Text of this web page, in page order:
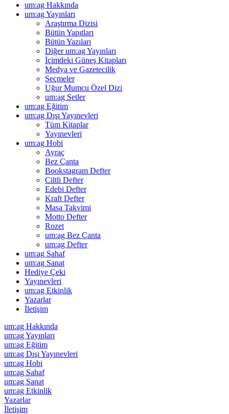
um:ag Hakkında
um:ag Yayınları
Araştırma Dizisi
Bütün Yapıtları
Bütün Yazıları
Diğer um:ag Yayınları
İçimdeki Güneş Kitapları
Medya ve Gazetecilik
Seçmeler
Uğur Mumcu Özel Dizi
um:ag Setler
um:ag Eğitim
um:ag Dışı Yayınevleri
Tüm Kitaplar
Yayınevleri
um:ag Hobi
Ayraç
Bez Çanta
Bookstagram Defter
Ciltli Defter
Edebi Defter
Kraft Defter
Masa Takvimi
Motto Defter
Rozet
um:ag Bez Çanta
um:ag Defter
um:ag Sahaf
um:ag Sanat
Hediye Çeki
Yayınevleri
um:ag Etkinlik
Yazarlar
İletişim
um:ag Hakkında
um:ag Yayınları
um:ag Eğitim
um:ag Dışı Yayınevleri
um:ag Hobi
um:ag Sahaf
um:ag Sanat
um:ag Etkinlik
Yazarlar
İletişim